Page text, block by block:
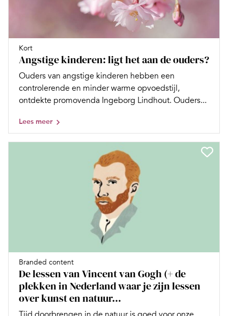
Kort
Angstige kinderen: ligt het aan de ouders?
Ouders van angstige kinderen hebben een
controlerende en minder warme opvoedstijl,
ontdekte promovenda Ingeborg Lindhout. Ouders...
Lees meer
Branded content
De lessen van Vincent van Gogh (+ de
plekken in Nederland waar je zijn lessen
over kunst en natuur...